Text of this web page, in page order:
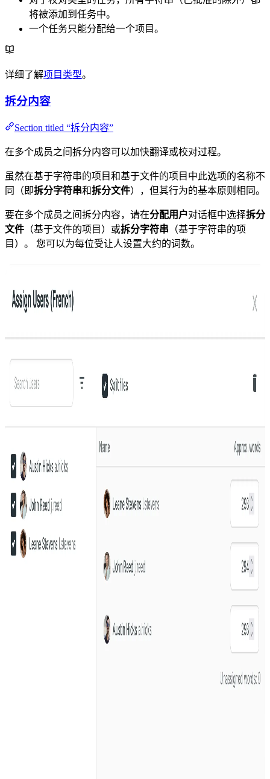
将被添加到任务中。
一个任务只能分配给一个项目。
详细了解项目类型。
拆分内容
Section titled “拆分内容”
在多个成员之间拆分内容可以加快翻译或校对过程。
虽然在基于字符串的项目和基于文件的项目中此选项的名称不
同（即拆分字符串和拆分文件），但其行为的基本原则相同。
要在多个成员之间拆分内容，请在分配用户对话框中选择拆分
文件 （基于文件的项目）或拆分字符串 （基于字符串的项
目）。 您可以为每位受让人设置大约的词数。